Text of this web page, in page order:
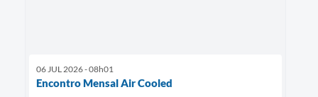
06 JUL 2026 - 08h01
Encontro Mensal Air Cooled